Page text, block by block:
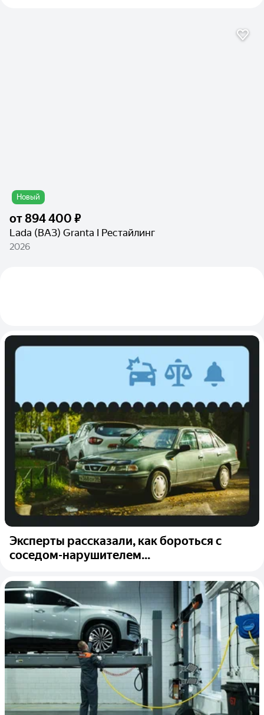
Новый
от894 400 ₽
Lada (ВАЗ) Granta I Рестайлинг
2026
Эксперты рассказали, как бороться с
соседом-нарушителем...